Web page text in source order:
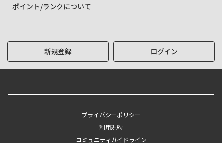
ポイント/ランクについて
新規登録 ログイン
プライバシーポリシー
利用規約
コミュニティガイドライン